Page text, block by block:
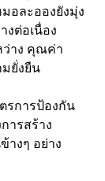
อละอองยังมุ่ง
ต่อเนื่อง
ว่าง คุณค่า
มยั่งยืน
รการป้องกัน
ารสร้าง
างๆ อย่าง